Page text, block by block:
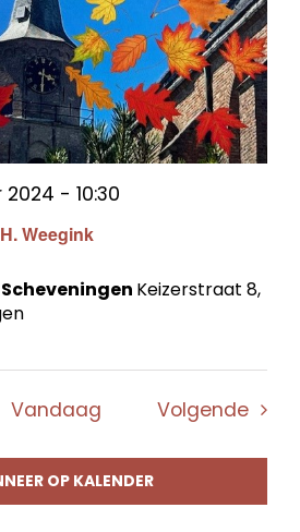
Weegink
- 10:30
Keizerstraat 8,
Vandaag Volgende
OP KALENDER